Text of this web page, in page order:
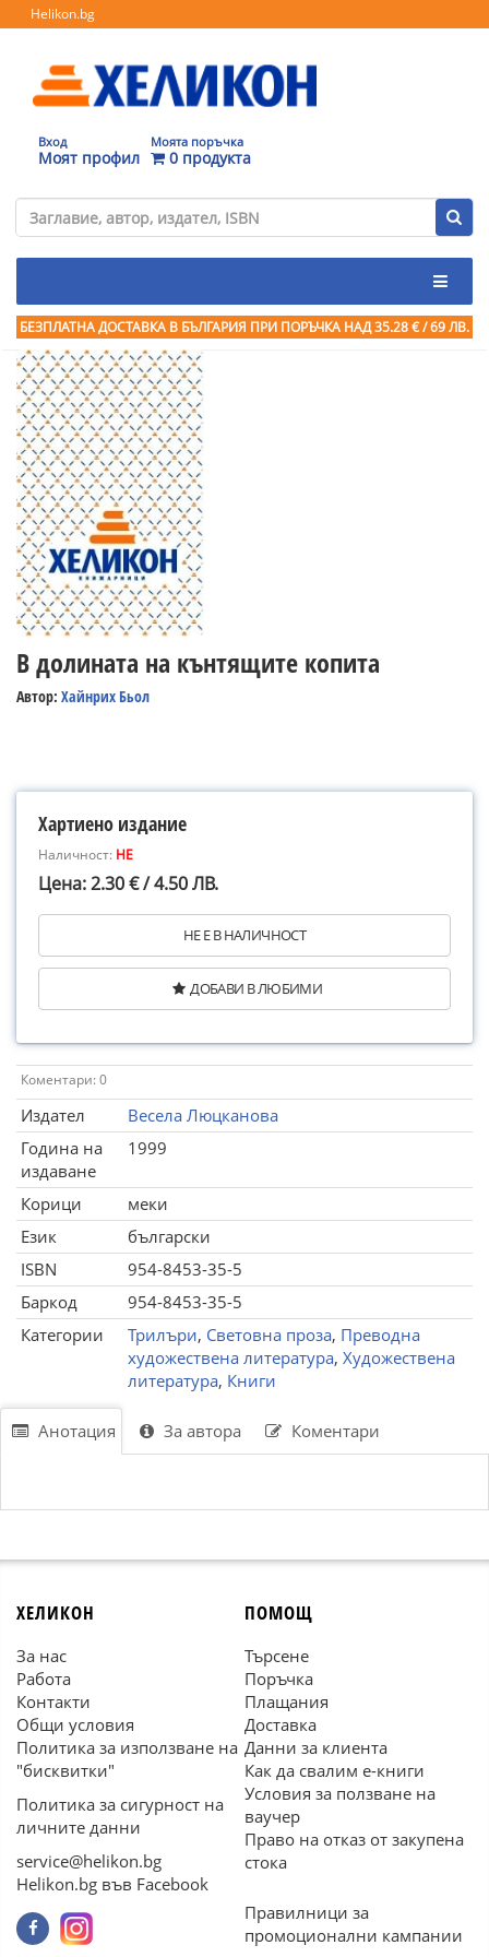
Helikon.bg
Вход
Моят профил
Моята поръчка
0 продукта
БЕЗПЛАТНА ДОСТАВКА В БЪЛГАРИЯ ПРИ ПОРЪЧКА НАД 35.28 € / 69 ЛВ.
В долината на кънтящите копита
Автор: Хайнрих Бьол
Хартиено издание
Наличност: НЕ
Цена: 2.30 € / 4.50 ЛВ.
НЕ Е В НАЛИЧНОСТ
ДОБАВИ В ЛЮБИМИ
Коментари: 0
Издател
Весела Люцканова
Година на
издаване
1999
Корици
меки
Език
български
ISBN
954-8453-35-5
Баркод
954-8453-35-5
Категории
Трилъри, Световна проза, Преводна
художествена литература, Художествена
литература, Книги
Анотация За автора Коментари
ХЕЛИКОН
За нас
Работа
Контакти
Общи условия
Политика за използване на
"бисквитки"
Политика за сигурност на
личните данни
service@helikon.bg
Helikon.bg във Facebook
ПОМОЩ
Търсене
Поръчка
Плащания
Доставка
Данни за клиента
Как да свалим е-книги
Условия за ползване на
ваучер
Право на отказ от закупена
стока
Правилници за
промоционални кампании